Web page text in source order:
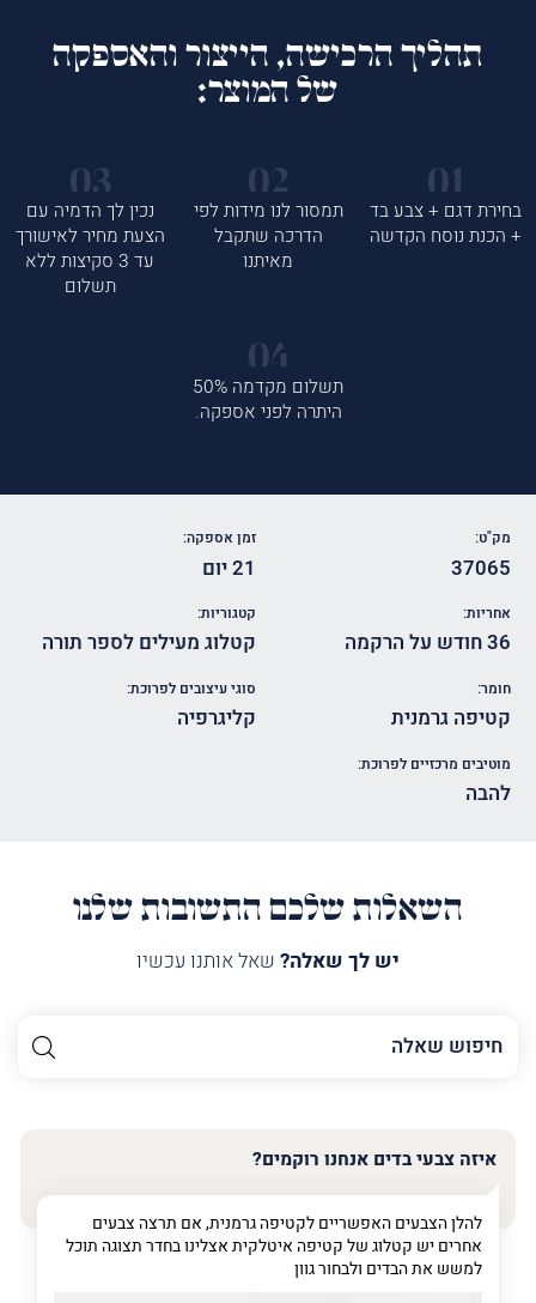
תהליך הרכישה, הייצור והאספקה
של המוצר:
בחירת דגם + צבע בד
+ הכנת נוסח הקדשה
תמסור לנו מידות לפי
הדרכה שתקבל
מאיתנו
נכין לך הדמיה עם
הצעת מחיר לאישורך
עד 3 סקיצות ללא
תשלום
תשלום מקדמה 50%
היתרה לפני אספקה.
מק"ט:
37065
זמן אספקה:
21 יום
אחריות:
36 חודש על הרקמה
קטגוריות:
קטלוג מעילים לספר תורה
חומר:
קטיפה גרמנית
סוגי עיצובים לפרוכת:
קליגרפיה
מוטיבים מרכזיים לפרוכת:
להבה
השאלות שלכם התשובות שלנו
יש לך שאלה? שאל אותנו עכשיו
השם
שלך
טלפון (חובה)
איזה צבעי בדים אנחנו רוקמים?
להלן הצבעים האפשריים לקטיפה גרמנית, אם תרצה צבעים
אחרים יש קטלוג של קטיפה איטלקית אצלינו בחדר תצוגה תוכל
למשש את הבדים ולבחור גוון